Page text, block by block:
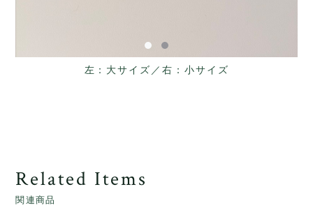
左：大サイズ／右：小サイズ
Related Items
関連商品